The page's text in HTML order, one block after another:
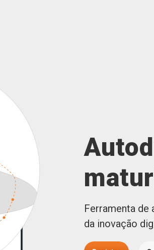
Ferramenta de
da inovação